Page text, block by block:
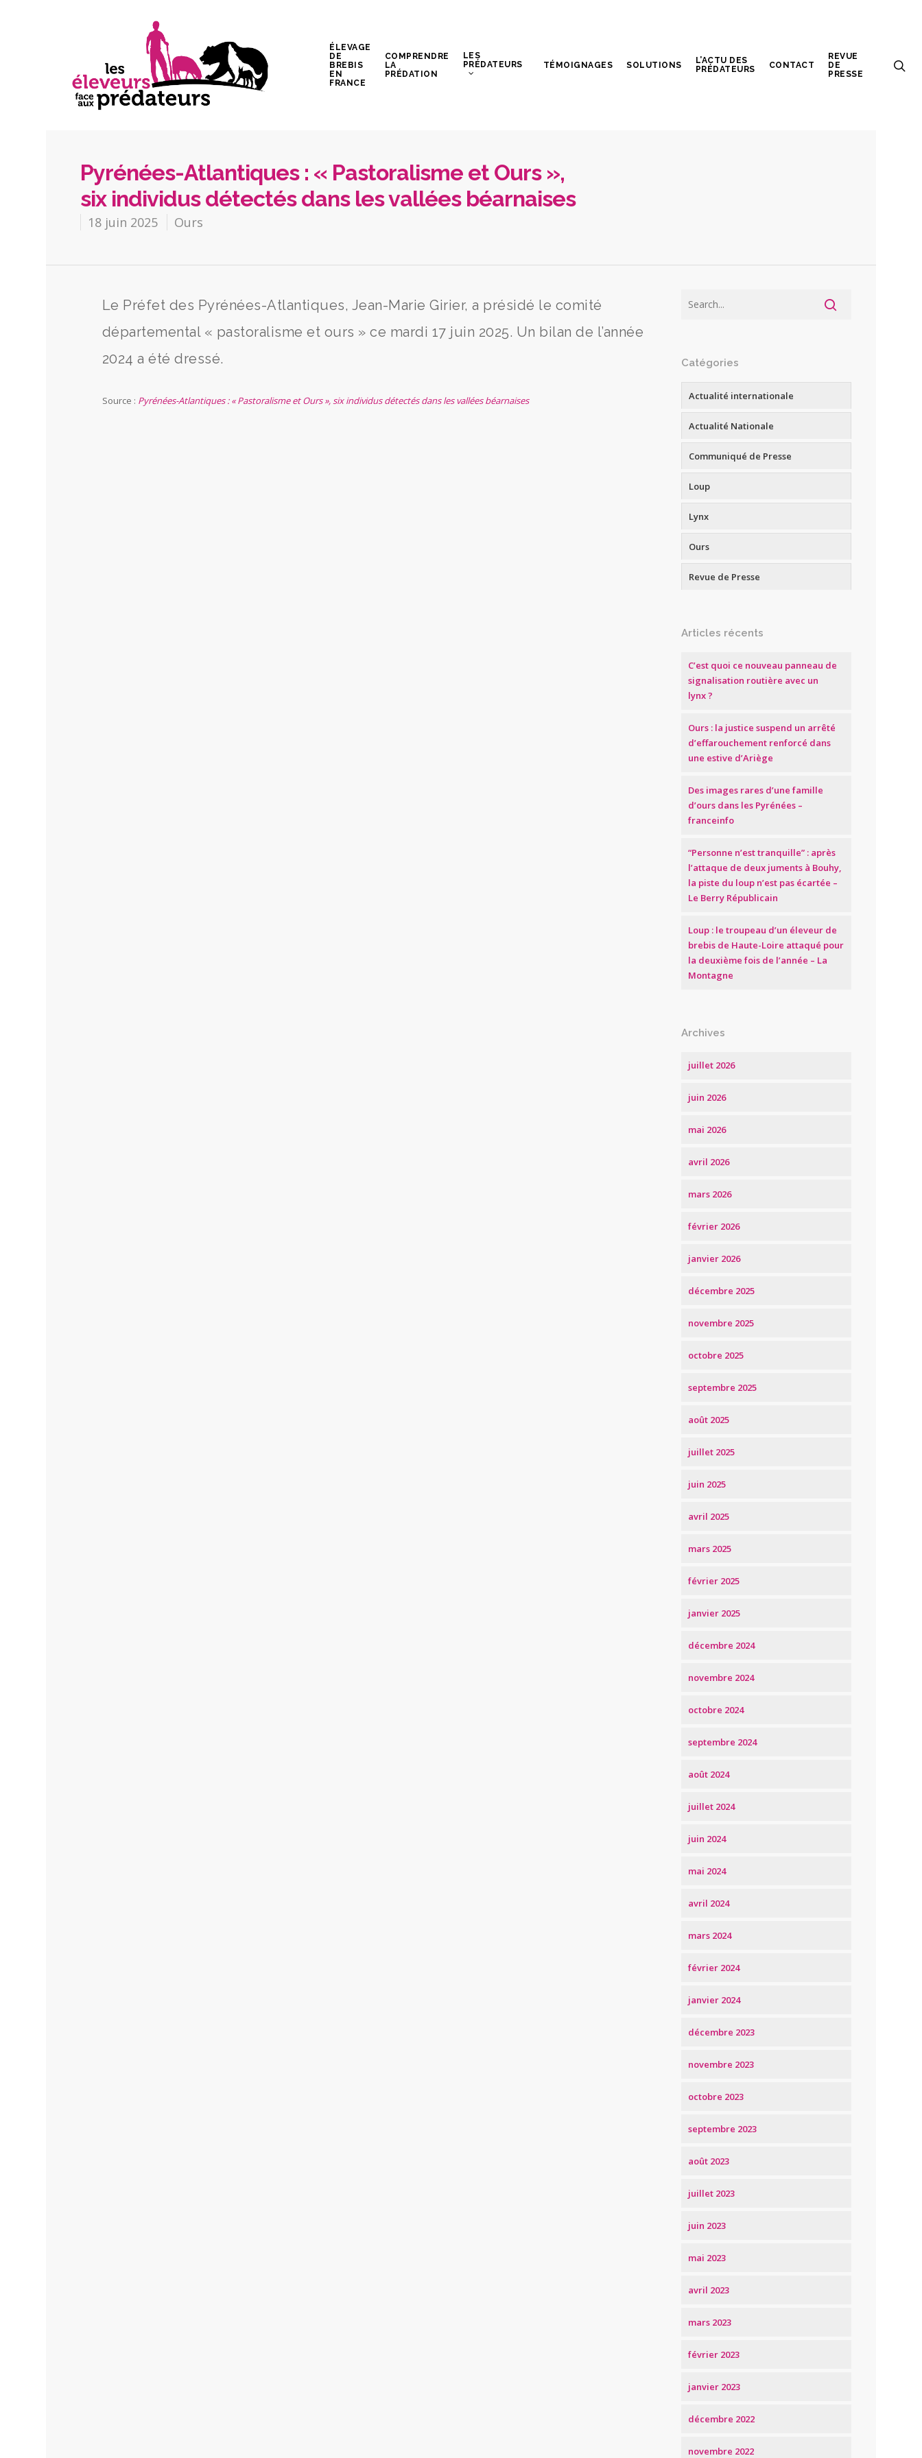
ÉLEVAGE
DE
BREBIS
EN
FRANCE
COMPRENDRE
LA
PRÉDATION
LES
PRÉDATEURS
TÉMOIGNAGES SOLUTIONS
L’ACTU DES
PRÉDATEURS
CONTACT
REVUE
DE
PRESSE
Pyrénées-Atlantiques : « Pastoralisme et Ours »,
six individus détectés dans les vallées béarnaises
18 juin 2025 Ours
Le Préfet des Pyrénées-Atlantiques, Jean-Marie Girier, a présidé le comité
départemental « pastoralisme et ours » ce mardi 17 juin 2025. Un bilan de l’année
2024 a été dressé.
Source : Pyrénées-Atlantiques : « Pastoralisme et Ours », six individus détectés dans les vallées béarnaises
Catégories
Actualité internationale
Actualité Nationale
Communiqué de Presse
Loup
Lynx
Ours
Revue de Presse
Articles récents
C’est quoi ce nouveau panneau de
signalisation routière avec un
lynx ?
Ours : la justice suspend un arrêté
d’effarouchement renforcé dans
une estive d’Ariège
Des images rares d’une famille
d’ours dans les Pyrénées –
franceinfo
“Personne n’est tranquille” : après
l’attaque de deux juments à Bouhy,
la piste du loup n’est pas écartée –
Le Berry Républicain
Loup : le troupeau d’un éleveur de
brebis de Haute-Loire attaqué pour
la deuxième fois de l’année – La
Montagne
Archives
juillet 2026
juin 2026
mai 2026
avril 2026
mars 2026
février 2026
janvier 2026
décembre 2025
novembre 2025
octobre 2025
septembre 2025
août 2025
juillet 2025
juin 2025
avril 2025
mars 2025
février 2025
janvier 2025
décembre 2024
novembre 2024
octobre 2024
septembre 2024
août 2024
juillet 2024
juin 2024
mai 2024
avril 2024
mars 2024
février 2024
janvier 2024
décembre 2023
novembre 2023
octobre 2023
septembre 2023
août 2023
juillet 2023
juin 2023
mai 2023
avril 2023
mars 2023
février 2023
janvier 2023
décembre 2022
novembre 2022